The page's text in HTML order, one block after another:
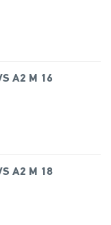
A2 M 16
A2 M 18